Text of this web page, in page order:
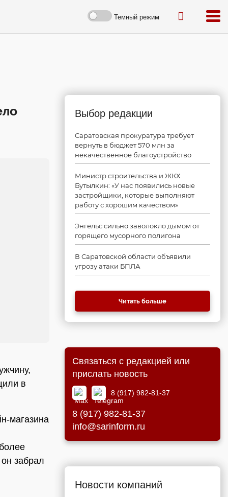
Темный режим
в
магазина
забрал
Выбор редакции
Саратовская прокуратура требует
вернуть в бюджет 570 млн за
некачественное благоустройство
Министр строительства и ЖКХ
Бутылкин: «У нас появились новые
застройщики, которые выполняют
работу с хорошим качеством»
Энгельс сильно заволокло дымом от
горящего мусорного полигона
В Саратовской области объявили
угрозу атаки БПЛА
Читать больше
Связаться с редакцией или
прислать новость
8 (917) 982-81-37
8 (917) 982-81-37
info@sarinform.ru
Новости компаний